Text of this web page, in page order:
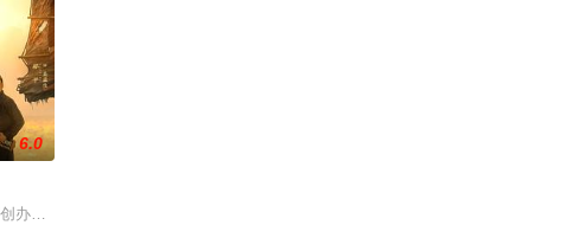
瞬间，灵魂跨
上的喜欢。”那个夜晚，他脸颊微热，还听见自己加
子剑因不满演习流于形式，假传指令要求真打实抗，虽引发哗然，却获赏识调任
6.0
办大生企业，实业报国的故事。甲午战争后，国家蒙羞，张謇虽高中状元，却渴